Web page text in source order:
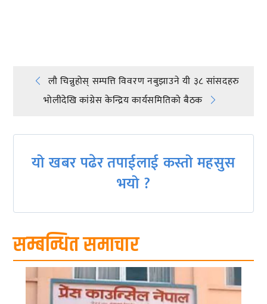
Post
navigation
लौ चिन्नुहोस् सम्पत्ति विवरण नबुझाउने यी ३८ सांसदहरु
भोलीदेखि कांग्रेस केन्द्रिय कार्यसमितिको बैठक
यो खबर पढेर तपाईलाई कस्तो महसुस
भयो ?
सम्बन्धित समाचार